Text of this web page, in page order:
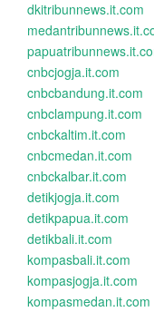
dkitribunnews.it.com
cnbcjogja.it.com
cnbcbandung.it.com
cnbclampung.it.com
cnbckaltim.it.com
cnbcmedan.it.com
cnbckalbar.it.com
detikjogja.it.com
detikpapua.it.com
detikbali.it.com
kompasbali.it.com
kompasjogja.it.com
kompasmedan.it.com